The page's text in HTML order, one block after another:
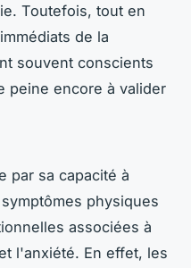
Toutefois, tout en
de la
souvent conscients
peine encore à valider
par sa capacité à
physiques
associées à
l'anxiété. En effet, les